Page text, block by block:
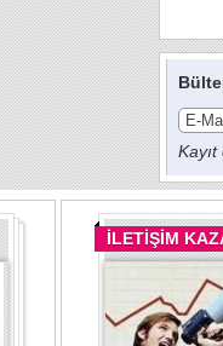
İLETİŞİM